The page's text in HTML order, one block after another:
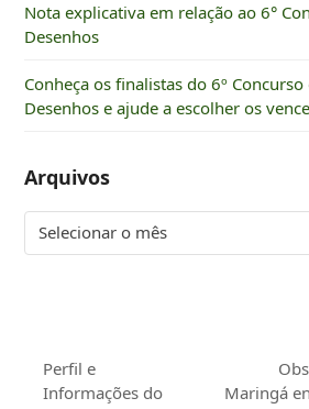
Nota explicativa em relação ao 6°
Desenhos
Conheça os finalistas do 6º Concurso
Desenhos e ajude a escolher os
Arquivos
Arquivos
Perfil e
Informações do
Maringá